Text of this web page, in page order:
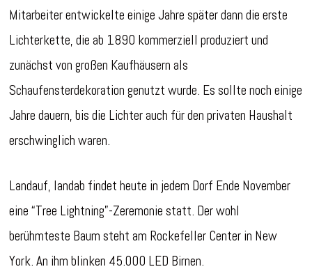
Mitarbeiter entwickelte einige Jahre später dann die erste
Lichterkette, die ab 1890 kommerziell produziert und
zunächst von großen Kaufhäusern als
Schaufensterdekoration genutzt wurde. Es sollte noch einige
Jahre dauern, bis die Lichter auch für den privaten Haushalt
erschwinglich waren.
Landauf, landab findet heute in jedem Dorf Ende November
eine “Tree Lightning”-Zeremonie statt. Der wohl
berühmteste Baum steht am Rockefeller Center in New
York. An ihm blinken 45.000 LED Birnen.